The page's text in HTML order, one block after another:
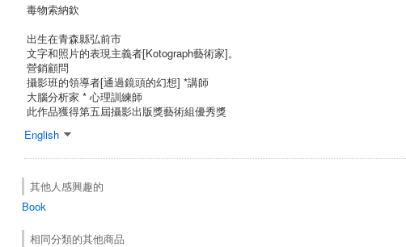
毒物索納欽
出生在青森縣弘前市
文字和照片的表現主義者[Kotograph藝術家]。
營銷顧問
攝影班的領導者[通過鏡頭的幻想] *講師
大腦分析家 * 心理訓練師
此作品獲得第五屆攝影出版獎藝術組優秀獎
English
其他人感興趣的
Book
相同分類的其他商品